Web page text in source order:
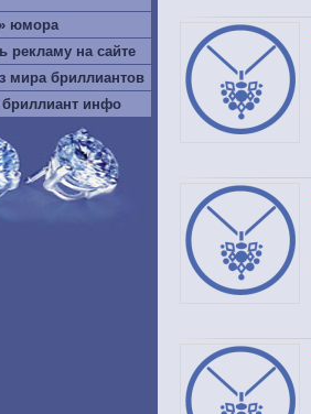
юмора
рекламу на сайте
мира бриллиантов
бриллиант инфо